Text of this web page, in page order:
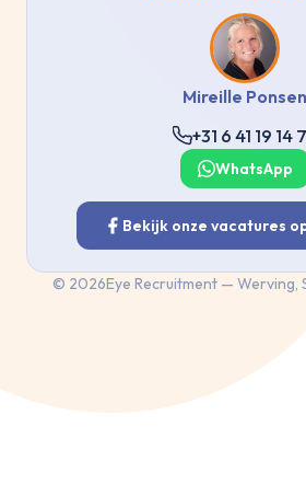
Mireille Ponsen
+31 6 41 19 14
WhatsApp
Bekijk onze vacatures
© 2026Eye Recruitment — Werving,